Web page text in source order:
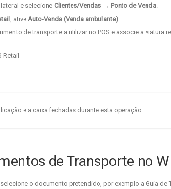
e selecione Clientes/Vendas → Ponto de Venda.
, ativeAuto-Venda (Venda ambulante).
de transporte a utilizar no POS e associe a viatura
e a caixa fechadas durante esta operação.
de Transporte no
selecione o documento pretendido, por exemplo a Guia de